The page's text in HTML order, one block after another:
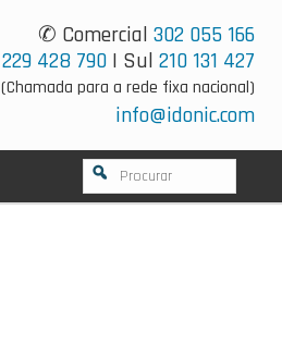
✆ Comercial 302 055 166
229 428 790 | Sul 210 131 427
(Chamada para a rede fixa nacional)
info@idonic.com